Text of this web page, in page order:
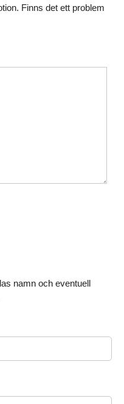
Finns det ett problem
namn och eventuell